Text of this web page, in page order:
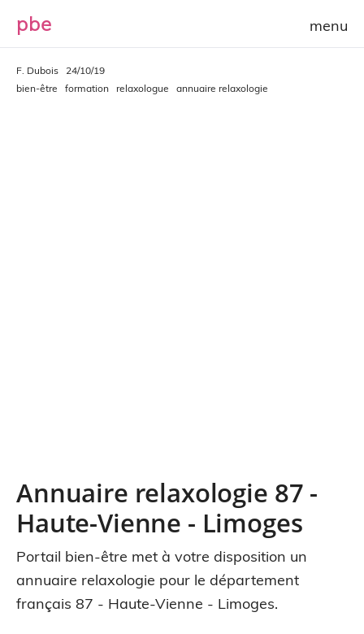
pbe
F. Dubois
24/10/19
bien-être
formation relaxologue annuaire relaxologie
Annuaire relaxologie 87 -
Haute-Vienne - Limoges
Portail bien-être met à votre disposition un
annuaire relaxologie pour le département
français 87 - Haute-Vienne - Limoges.